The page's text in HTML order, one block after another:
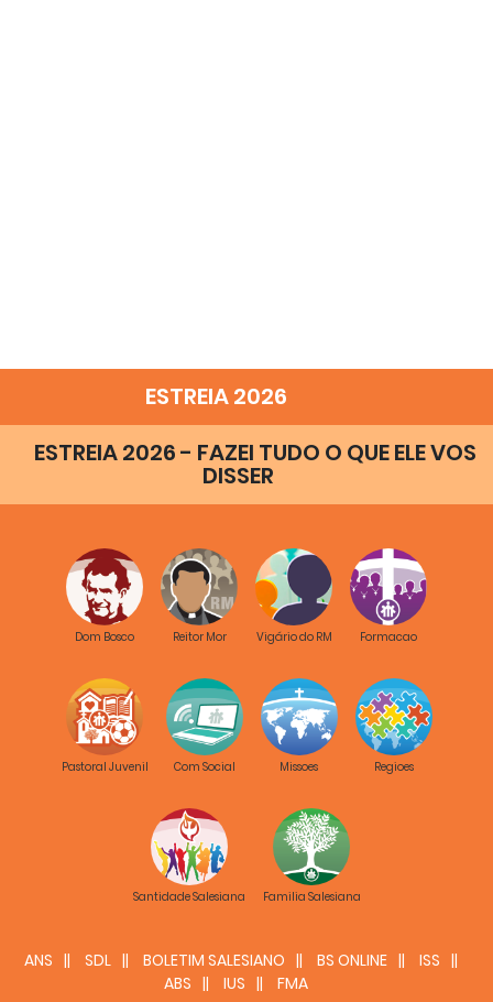
ESTREIA 2026
ESTREIA 2026 - FAZEI TUDO O QUE ELE VOS
DISSER
Dom Bosco Reitor Mor Vigário do RM Formacao
Pastoral Juvenil Com Social Missoes Regioes
Santidade Salesiana Familia Salesiana
ANS SDL BOLETIM SALESIANO BS ONLINE
ISS
ABS
IUS FMA